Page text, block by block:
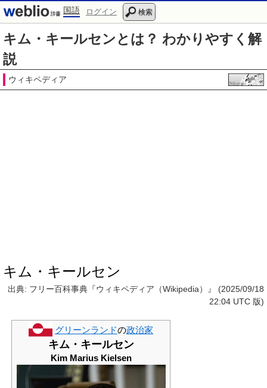
国語 ログイン 検索
キム・キールセンとは？ わかりやすく解
説
ウィキペディア
キム・キールセン
出典: フリー百科事典『ウィキペディア（Wikipedia）』 (2025/09/18
22:04 UTC 版)
グリーンランドの政治家
キム・キールセン
Kim Marius Kielsen